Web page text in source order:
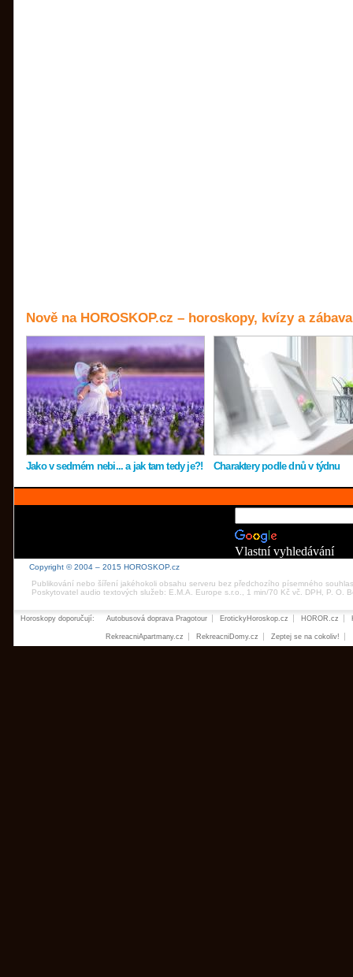
Nově na HOROSKOP.cz – horoskopy, kvízy a zábava
Jako v sedmém nebi... a jak tam tedy je?! Charaktery podle dnů v týdnu
Vlastní vyhledávání
Copyright © 2004 – 2015 HOROSKOP.cz
Publikování nebo šíření jakéhokoli obsahu serveru bez předchozího písemného
Poskytovatel audio textových služeb: E.M.A. Europe s.r.o., 1 min/70 Kč vč. DPH, P. O.
Horoskopy doporučují: Autobusová doprava Pragotour ErotickyHoroskop.cz HOROR.cz
RekreacniApartmany.cz RekreacniDomy.cz Zeptej se na cokoliv!